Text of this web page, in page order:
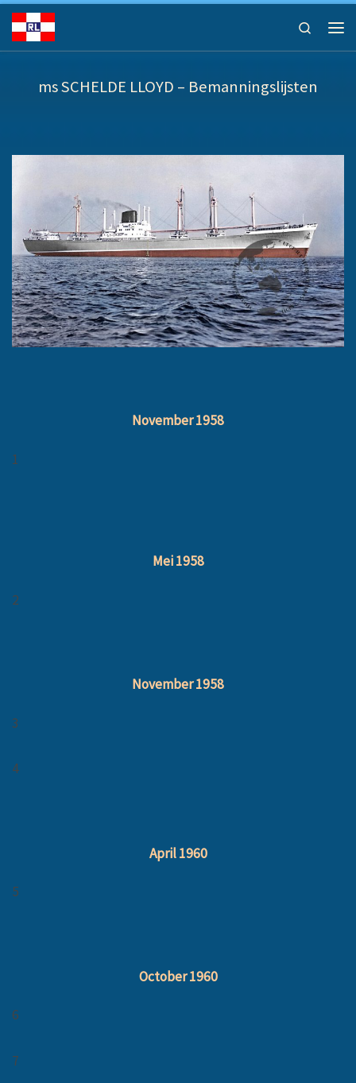
Ga naar inhoud
Search
ms SCHELDE LLOYD – Bemanningslijsten
November 1958
1
Mei 1958
2
November 1958
3
4
April 1960
5
October 1960
6
7